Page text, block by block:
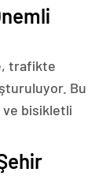
trafikte
Bu
ve bisikletli